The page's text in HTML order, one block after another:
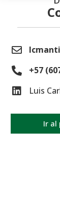
+57
Luis
Ir al